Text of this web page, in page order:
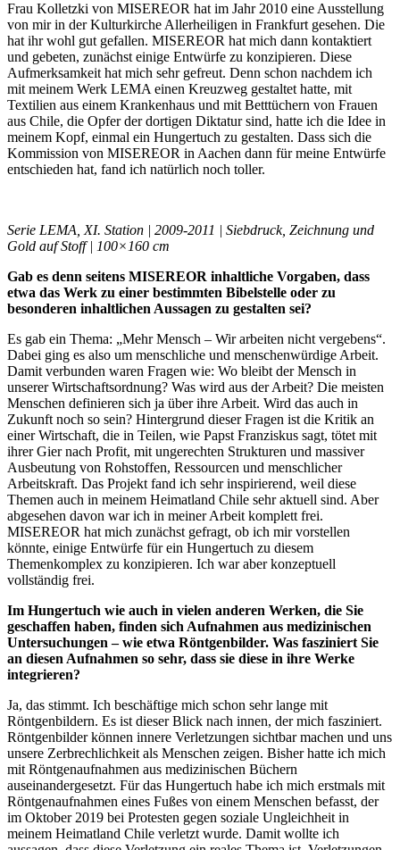
Frau Kolletzki von MISEREOR hat im Jahr 2010 eine Ausstellung
von mir in der Kulturkirche Allerheiligen in Frankfurt gesehen. Die
hat ihr wohl gut gefallen. MISEREOR hat mich dann kontaktiert
und gebeten, zunächst einige Entwürfe zu konzipieren. Diese
Aufmerksamkeit hat mich sehr gefreut. Denn schon nachdem ich
mit meinem Werk LEMA einen Kreuzweg gestaltet hatte, mit
Textilien aus einem Krankenhaus und mit Betttüchern von Frauen
aus Chile, die Opfer der dortigen Diktatur sind, hatte ich die Idee in
meinem Kopf, einmal ein Hungertuch zu gestalten. Dass sich die
Kommission von MISEREOR in Aachen dann für meine Entwürfe
entschieden hat, fand ich natürlich noch toller.
Serie LEMA, XI. Station | 2009-2011 | Siebdruck, Zeichnung und
Gold auf Stoff | 100×160 cm
Gab es denn seitens MISEREOR inhaltliche Vorgaben, dass
etwa das Werk zu einer bestimmten Bibelstelle oder zu
besonderen inhaltlichen Aussagen zu gestalten sei?
Es gab ein Thema: „Mehr Mensch – Wir arbeiten nicht vergebens“.
Dabei ging es also um menschliche und menschenwürdige Arbeit.
Damit verbunden waren Fragen wie: Wo bleibt der Mensch in
unserer Wirtschaftsordnung? Was wird aus der Arbeit? Die meisten
Menschen definieren sich ja über ihre Arbeit. Wird das auch in
Zukunft noch so sein? Hintergrund dieser Fragen ist die Kritik an
einer Wirtschaft, die in Teilen, wie Papst Franziskus sagt, tötet mit
ihrer Gier nach Profit, mit ungerechten Strukturen und massiver
Ausbeutung von Rohstoffen, Ressourcen und menschlicher
Arbeitskraft. Das Projekt fand ich sehr inspirierend, weil diese
Themen auch in meinem Heimatland Chile sehr aktuell sind. Aber
abgesehen davon war ich in meiner Arbeit komplett frei.
MISEREOR hat mich zunächst gefragt, ob ich mir vorstellen
könnte, einige Entwürfe für ein Hungertuch zu diesem
Themenkomplex zu konzipieren. Ich war aber konzeptuell
vollständig frei.
Im Hungertuch wie auch in vielen anderen Werken, die Sie
geschaffen haben, finden sich Aufnahmen aus medizinischen
Untersuchungen – wie etwa Röntgenbilder. Was fasziniert Sie
an diesen Aufnahmen so sehr, dass sie diese in ihre Werke
integrieren?
Ja, das stimmt. Ich beschäftige mich schon sehr lange mit
Röntgenbildern. Es ist dieser Blick nach innen, der mich fasziniert.
Röntgenbilder können innere Verletzungen sichtbar machen und uns
unsere Zerbrechlichkeit als Menschen zeigen. Bisher hatte ich mich
mit Röntgenaufnahmen aus medizinischen Büchern
auseinandergesetzt. Für das Hungertuch habe ich mich erstmals mit
Röntgenaufnahmen eines Fußes von einem Menschen befasst, der
im Oktober 2019 bei Protesten gegen soziale Ungleichheit in
meinem Heimatland Chile verletzt wurde. Damit wollte ich